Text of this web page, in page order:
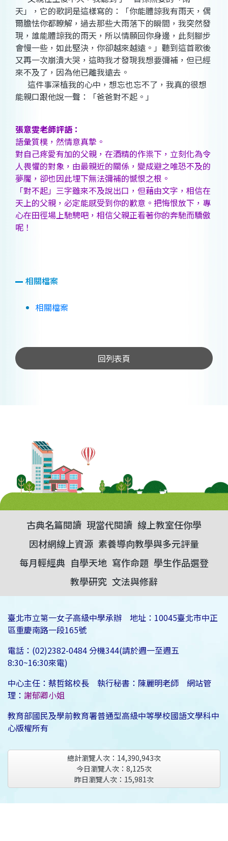
天」，它的歌詞是這樣寫的：「你能體諒我有雨天，偶
爾膽怯你都瞭解，過去那些大雨落下的瞬間，我突然發
現，誰能體諒我的雨天，所以情願回你身邊，此刻腳步
會慢一些，如此堅決，你卻越來越遠。」聽到這首歌後
又再一次崩潰大哭，這時我才發現我想要彌補，但已經
來不及了，因為他已離我遠去。
這件事深植我的心中，想忘也忘不了，我真的很想
能親口跟他說一聲：「爸爸對不起。」
張意雯老師評語：
語彙質樸，然情意真摯。
對自己疼愛有加的父親，在酒精的作祟下，立刻化為令
人畏懼的對象，由最親近的關係，變成避之唯恐不及的
夢魘，卻也因此埋下無法彌補的憾恨之根。
「對不起」三字雖來不及說出口，但藉由文字，相信在
天上的父親，必定能感受到你的歉意。把悔恨放下，專
心在田徑場上馳騁吧，相信父親正看著你的奔馳而驕傲
呢！
相關檔案
相關檔案
回列表頁
古典名篇閱讀 現當代閱讀 線上教室任你學
因材網線上資源 素養導向教學與多元評量
每月輕經典 自學天地 寫作命題 學生作品選登
教學研究 文法與修辭
臺北市立第一女子高級中學承辦 地址：10045臺北市中正
區重慶南路一段165號
電話：(02)2382-0484 分機344(請於週一至週五
8:30~16:30來電)
中心主任：蔡哲銘校長 執行秘書：陳麗明老師 網站管
理： 謝郁卿小姐
教育部國民及學前教育署普通型高級中等學校國語文學科中
心版權所有
總計瀏覽人次： 14,390,943次
今日瀏覽人次： 8,125次
昨日瀏覽人次： 15,981次